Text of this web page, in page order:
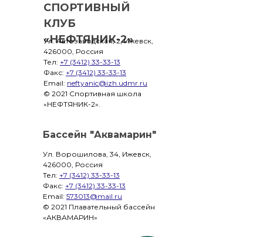
СПОРТИВНЫЙ
КЛУБ
«НЕФТЯНИК-2»
Бассейн "Аквамарин"
Ул. Автозаводская, 2, Ижевск,
426000, Россия
Тел: +7 (3412) 33-33-13
Факс: +7 (3412) 33-33-13
Email: neftyanic@izh.udmr.ru
© 2021 Спортивная школа
«НЕФТЯНИК-2».
Ул. Ворошилова, 34, Ижевск,
426000, Россия
Тел: +7 (3412) 33-33-13
Факс: +7 (3412) 33-33-13
Email: 573013@mail.ru
© 2021 Плавательный бассейн
«АКВАМАРИН»